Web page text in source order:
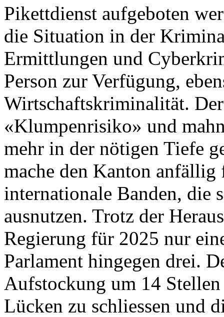
Pikettdienst aufgeboten
die Situation in der
Ermittlungen und
Person zur Verfügung,
Wirtschaftskriminalität.
«Klumpenrisiko» und
mehr in der nötigen Tiefe
mache den Kanton
internationale Banden, die
ausnutzen. Trotz der
Regierung für 2025 nur
Parlament hingegen drei.
Aufstockung um 14
Lücken zu schliessen und